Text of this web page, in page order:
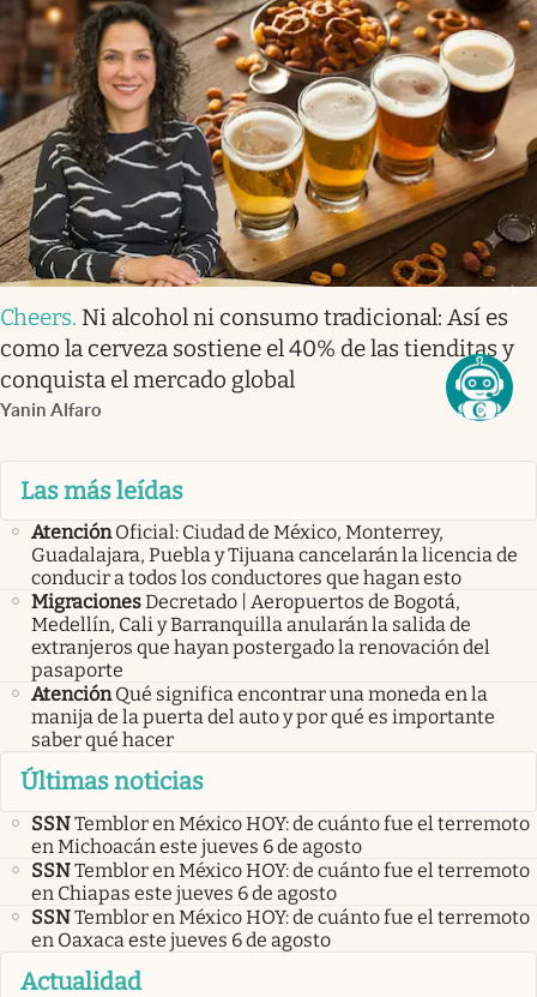
Cheers. Ni alcohol ni consumo tradicional: Así es
como la cerveza sostiene el 40% de las tienditas y
conquista el mercado global
Yanin Alfaro
Las más leídas
Atención Oficial: Ciudad de México, Monterrey,
Guadalajara, Puebla y Tijuana cancelarán la licencia de
conducir a todos los conductores que hagan esto
MigracionesDecretado | Aeropuertos de Bogotá,
Medellín, Cali y Barranquilla anularán la salida de
extranjeros que hayan postergado la renovación del
pasaporte
Atención Qué significa encontrar una moneda en la
manija de la puerta del auto y por qué es importante
saber qué hacer
Últimas noticias
SSNTemblor en México HOY: de cuánto fue el terremoto
en Michoacán este jueves 6 de agosto
SSNTemblor en México HOY: de cuánto fue el terremoto
en Chiapas este jueves 6 de agosto
SSNTemblor en México HOY: de cuánto fue el terremoto
en Oaxaca este jueves 6 de agosto
Actualidad